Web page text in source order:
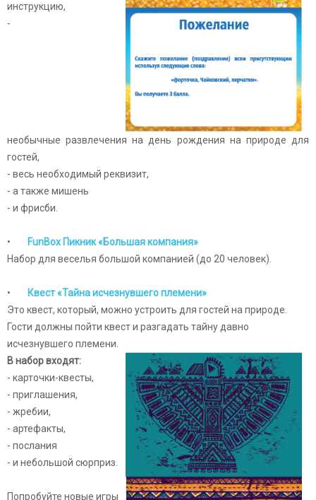
инструкцию,
-
необычныеразвлечения на день рождения на природе для
гостей,
- весь необходимый реквизит,
- а также мишень
- и фрисби.
•
FunBox Пикник «Большая компания»
Набор для веселья большой компанией (до 20 человек).
•
Квест «Тайна исчезнувшего племени»
Это квест, который, можно устроить для гостей на природе.
Гости должны пойти квест и разгадать тайну давно
исчезнувшего племени.
В набор входят:
- карточки-квесты,
- приглашения,
- жребии,
- артефакты,
- послания
- и небольшой сюрприз.
Попробуйте новые игры